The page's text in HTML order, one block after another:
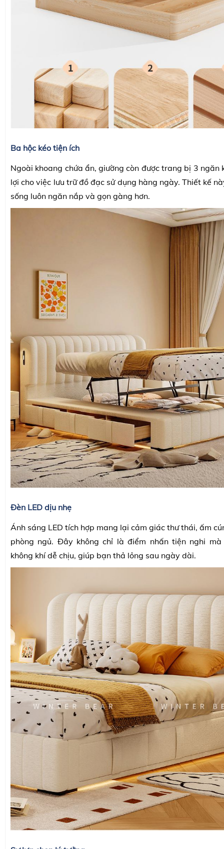
Ba hộc kéo tiện ích
Ngoài khoang chứa ẩn, giường còn được trang bị 3 ngăn
lợi cho việc lưu trữ đồ đạc sử dụng hàng ngày. Thiết kế
sống luôn ngăn nắp và gọn gàng hơn.
Đèn LED dịu nhẹ
Ánh sáng LED tích hợp mang lại cảm giác thư thái, ấm
phòng ngủ. Đây không chỉ là điểm nhấn tiện nghi
không khí dễ chịu, giúp bạn thả lỏng sau ngày dài.